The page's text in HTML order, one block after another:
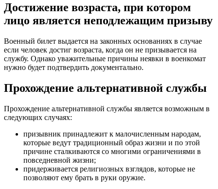
Достижение возраста, при котором
лицо является неподлежащим призыву
Военный билет выдается на законных основаниях в случае
если человек достиг возраста, когда он не призывается на
службу. Однако уважительные причины неявки в военкомат
нужно будет подтвердить документально.
Прохождение альтернативной службы
Прохождение альтернативной службы является возможным в
следующих случаях:
призывник принадлежит к малочисленным народам,
которые ведут традиционный образ жизни и по этой
причине сталкиваются со многими ограничениями в
повседневной жизни;
придерживается религиозных взглядов, которые не
позволяют ему брать в руки оружие.